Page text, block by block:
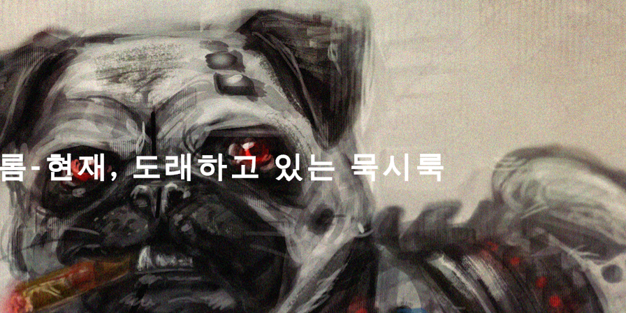
-현재, 도래하고 있는 묵시룩
티스토리툴바